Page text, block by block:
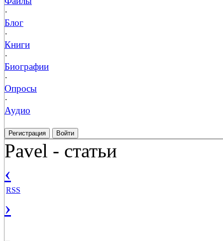
·
Блог
·
Книги
·
Биографии
·
Опросы
·
Аудио
Регистрация Войти
Pavel - статьи
‹
RSS
›